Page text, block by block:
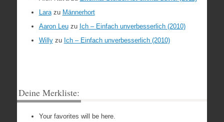
Larazu Männerhort
Aaron Leuzu Ich – Einfach unverbesserlich (2010)
Willyzu Ich – Einfach unverbesserlich (2010)
Deine Merkliste:
Your favorites will be here.